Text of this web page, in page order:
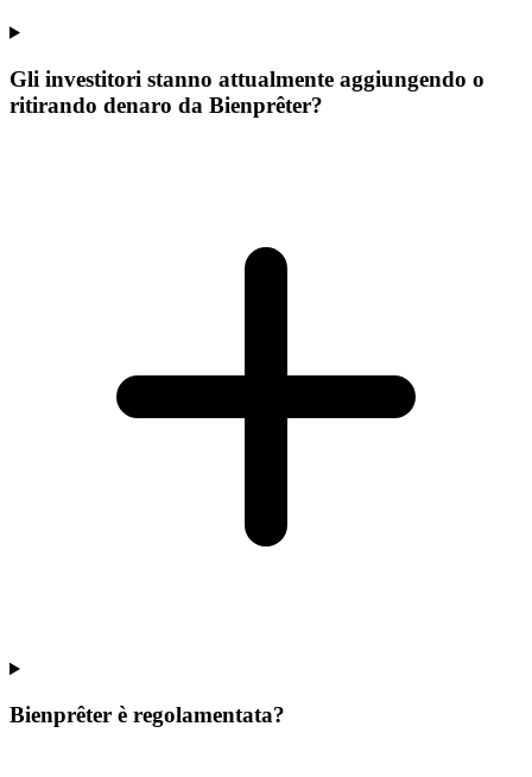
Gli investitori stanno attualmente aggiungendo o
ritirando denaro da Bienprêter?
Bienprêter è regolamentata?